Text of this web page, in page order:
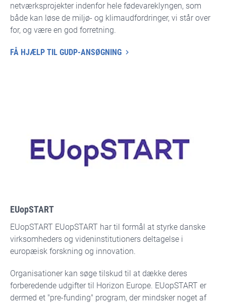
netværksprojekter indenfor hele fødevareklyngen, som
både kan løse de miljø- og klimaudfordringer, vi står over
for, og være en god forretning.
FÅ HJÆLP TIL GUDP-ANSØGNING
EUopSTART
EUopSTART EUopSTART har til formål at styrke danske
virksomheders og videninstitutioners deltagelse i
europæisk forskning og innovation.
Organisationer kan søge tilskud til at dække deres
forberedende udgifter til Horizon Europe. EUopSTART er
dermed et "pre-funding" program, der mindsker noget af